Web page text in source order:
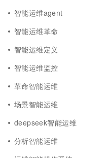
智能运维agent
智能运维革命
智能运维定义
智能运维监控
革命智能运维
场景智能运维
deepseek智能运维
分析智能运维